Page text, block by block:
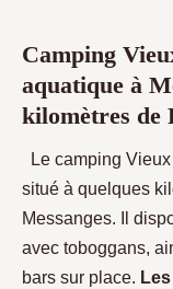
Camping
aquatique à
kilomètres de
Le camping
situé à quelques
Messanges. Il
avec toboggans,
bars sur place.